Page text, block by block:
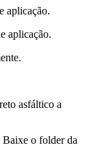
aplicação.
aplicação.
asfáltico a
Baixe o folder da